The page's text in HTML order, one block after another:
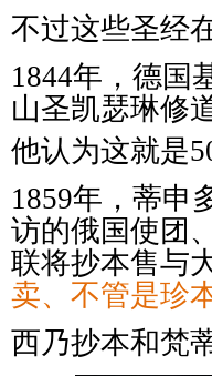
不过这些圣经
1844年，德国
山圣凯瑟琳修
他认为这就是
1859年，蒂申
访的俄国使团
联将抄本售与
卖、不管是珍
西乃抄本和梵